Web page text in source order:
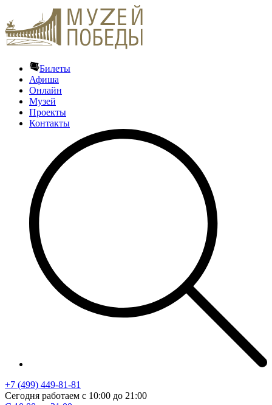
Билеты
Афиша
Онлайн
Музей
Проекты
Контакты
+7 (499) 449-81-81
Сегодня работаем с 10:00 до 21:00